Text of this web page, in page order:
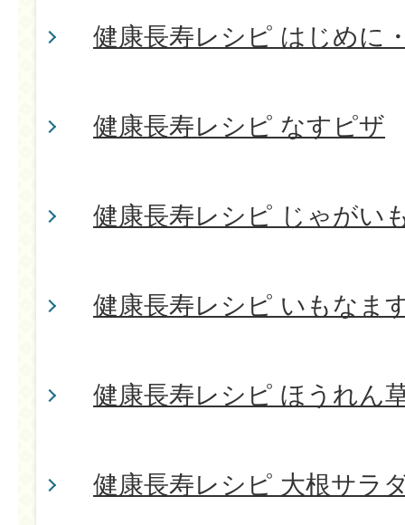
健康長寿レシピ はじめに
健康長寿レシピ なすピザ
健康長寿レシピ じゃがい
健康長寿レシピ いもなま
健康長寿レシピ ほうれん
健康長寿レシピ 大根サラ